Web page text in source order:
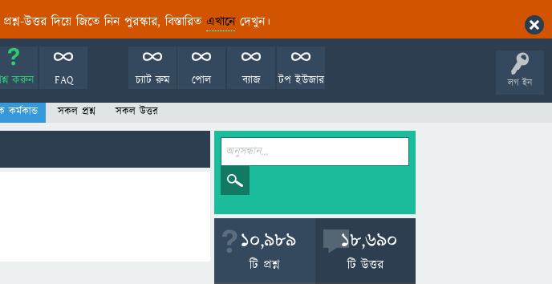
উত্তর দিয়ে জিতে নিন পুরস্কার, বিস্তারিত এখানেদেখুন।
লগ ইন
করুন FAQ টপ ইউজার
ব্যাজ
পোল
চ্যাট রুম
কর্মকান্ড সকল প্রশ্ন সকল উত্তর
10,989
টি প্রশ্ন
18,690
টি উত্তর